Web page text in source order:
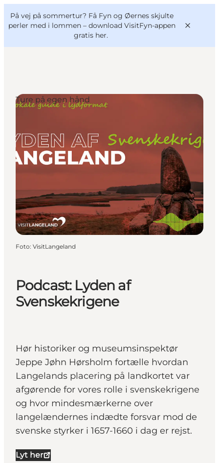
På vej på sommertur? Få Fyn og Øernes skjulte
perler med i lommen – download VisitFyn-appen
gratis her.
Oplevelser
Mad og drikke
Overnatning
Book lokale oplevelser
VisitFyn
Deutsch
Podcast: Lyden af
Svenskekrigene
Hør historiker og museumsinspektør
Jeppe Jøhn Hørsholm fortælle hvordan
Langelands placering på landkortet var
afgørende for vores rolle i svenskekrigene
og hvor mindesmærkerne over
langelændernes indædte forsvar mod de
svenske styrker i 1657-1660 i dag er rejst.
Lyt her
Ture på egen hånd
Foto: VisitLangeland